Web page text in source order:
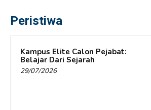
Peristiwa
Kampus Elite Calon Pejabat:
Belajar Dari Sejarah
29/07/2026